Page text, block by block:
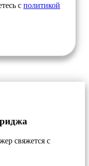
с политикой
свяжется с